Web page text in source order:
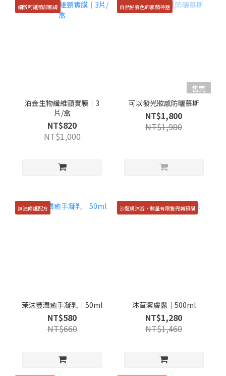
細緻呵護頸部肌膚
泊金生物纖維頸實膜｜3
片/盒
NT$820
NT$1,000
自然好氣色的素顏神器
售完
可以發光妝感防曬慕斯
NT$1,800
NT$1,980
無油修護配方
茉沫豐潤癒手凝乳｜50ml
NT$580
NT$660
沙龍級沐浴，數量有限售完轉預購
沐苜潔膚露｜500ml
NT$1,280
NT$1,460